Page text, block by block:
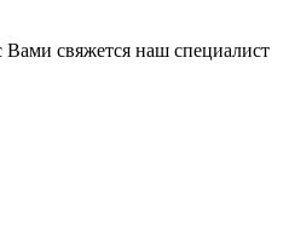
свяжется наш специалист